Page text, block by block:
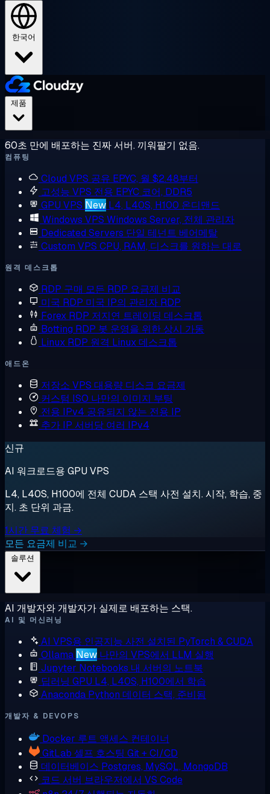
한국어
60초 만에 배포하는 진짜 서버. 끼워팔기 없음.
컴퓨팅
Cloud VPS 공유 EPYC, 월 $2.48부터
고성능 VPS 전용 EPYC 코어, DDR5
GPU VPS New L4, L40S, H100 온디맨드
Windows VPS Windows Server, 전체 관리자
Dedicated Servers 단일 테넌트 베어메탈
Custom VPS CPU, RAM, 디스크를 원하는 대로
원격 데스크톱
RDP 구매 모든 RDP 요금제 비교
미국 RDP 미국 IP의 관리자 RDP
Forex RDP 저지연 트레이딩 데스크톱
Botting RDP 봇 운영을 위한 상시 가동
Linux RDP 원격 Linux 데스크톱
애드온
저장소 VPS 대용량 디스크 요금제
커스텀 ISO 나만의 이미지 부팅
전용 IPv4 공유되지 않는 전용 IP
추가 IP 서버당 여러 IPv4
신규
AI 워크로드용 GPU VPS
L4, L40S, H100에 전체 CUDA 스택 사전 설치. 시작, 학습, 중
지. 초 단위 과금.
1시간 무료 체험 →
모든 요금제 비교 →
AI 개발자와 개발자가 실제로 배포하는 스택.
AI 및 머신러닝
AI VPS용 인공지능 사전 설치된 PyTorch & CUDA
Ollama New 나만의 VPS에서 LLM 실행
Jupyter Notebooks 내 서버의 노트북
딥러닝 GPU L4, L40S, H100에서 학습
Anaconda Python 데이터 스택, 준비됨
개발자 & DEVOPS
Docker 루트 액세스 컨테이너
GitLab 셀프 호스팅 Git + CI/CD
데이터베이스 Postgres, MySQL, MongoDB
코드 서버 브라우저에서 VS Code